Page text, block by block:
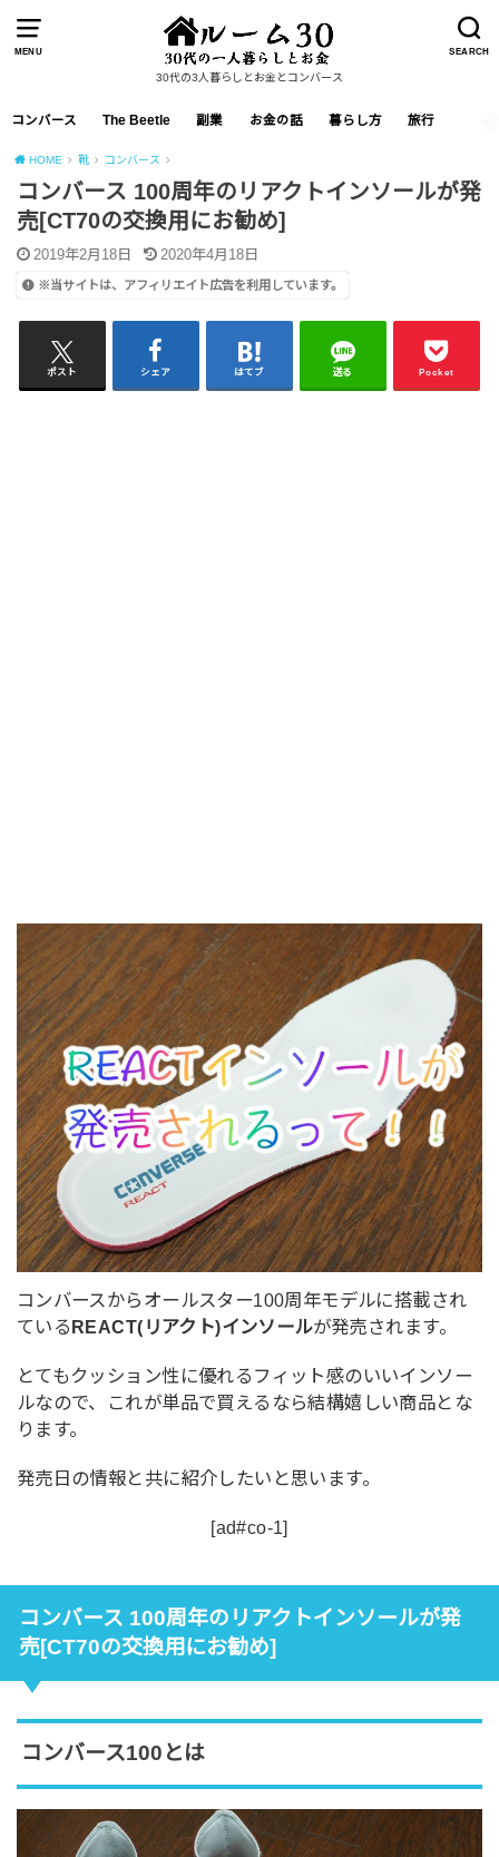
MENU SEARCH
30代の3人暮らしとお金とコンバース
コンバース The Beetle 副業 お金の話 暮らし方 旅行
HOME 靴 コンバース
コンバース 100周年のリアクトインソールが発
売[CT70の交換用にお勧め]
2019年2月18日 2020年4月18日
※当サイトは、アフィリエイト広告を利用しています。
ポスト シェア はてブ 送る Pocket
コンバースからオールスター100周年モデルに搭載され
ている REACT(リアクト)インソールが発売されます。
とてもクッション性に優れるフィット感のいいインソー
ルなので、これが単品で買えるなら結構嬉しい商品とな
ります。
発売日の情報と共に紹介したいと思います。
[ad#co-1]
コンバース 100周年のリアクトインソールが発
売[CT70の交換用にお勧め]
コンバース100とは